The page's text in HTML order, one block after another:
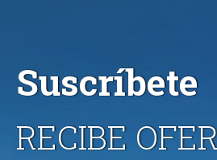
Suscríbete
RECIBE